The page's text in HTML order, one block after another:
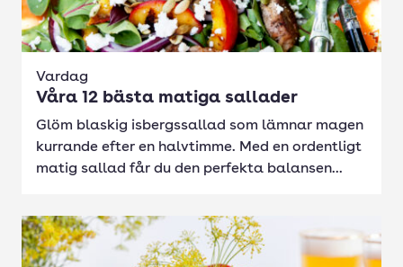
Vardag
Våra 12 bästa matiga sallader
Glöm blaskig isbergssallad som lämnar magen
kurrande efter en halvtimme. Med en ordentligt
matig sallad får du den perfekta balansen...